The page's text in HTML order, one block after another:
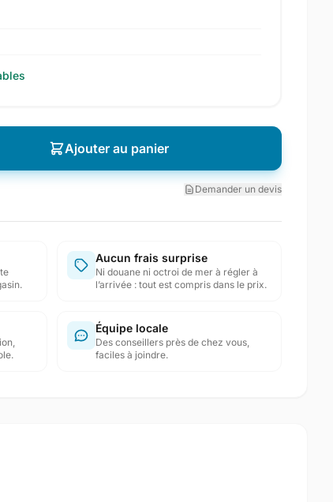
Ajouter au panier
Demander un devis
Aucun frais surprise
Ni douane ni octroi de mer à régler à
l’arrivée : tout est compris dans le prix.
Équipe locale
Des conseillers près de chez vous,
faciles à joindre.